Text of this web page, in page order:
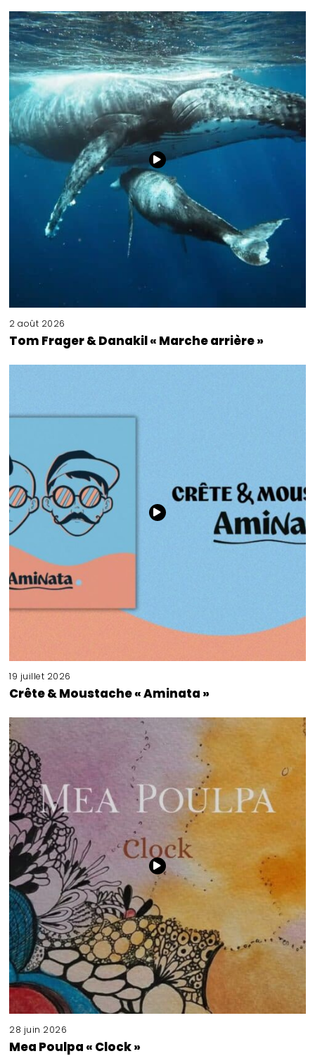
2 août 2026
Tom Frager & Danakil « Marche arrière »
19 juillet 2026
Crête & Moustache « Aminata »
28 juin 2026
Mea Poulpa « Clock »